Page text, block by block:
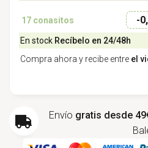
17 conasitos -
En stock Recíbelo en 24/48h
Compra ahora y recibe entre el
Envío gratis desde